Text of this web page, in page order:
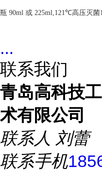
瓶 90ml 或 225ml,121℃高压灭菌
...
联系我们
青岛高科技
术有限公司
联系人 刘蕾
联系手机